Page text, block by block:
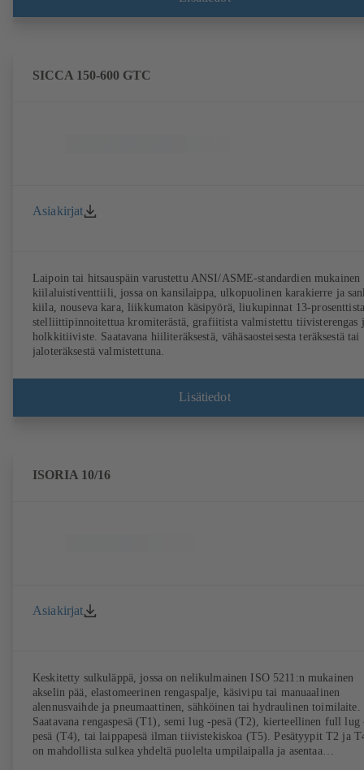
SICCA 150-600 GTC
Asiakirjat
Laipoin tai hitsauspäin varustettu ANSI/ASME-standardien mukainen
kiilaluistiventtiili, jossa on kansilaippa, ulkopuolinen karakierre ja
kiila, nouseva kara, liikkumaton käsipyörä, liukupinnat 13-prosenttista
stelliittipinnoitettua kromiterästä, grafiitista valmistettu tiivisterengas
holkkitiiviste. Saatavana hiiliteräksestä, vähäsaosteisesta teräksestä tai
jaloteräksestä valmistettuna.
Lisätiedot
ISORIA 10/16
Asiakirjat
Keskitetty sulkuläppä, jossa on nelikulmainen ISO 5211:n mukainen
akselin pää, elastomeerinen rengaspalje, käsivipu tai manuaalinen
alennusvaihde ja pneumaattinen, sähköinen tai hydraulinen toimilaite.
Saatavana rengaspesä (T1), semi lug -pesä (T2), kierteellinen full lug
pesä (T4), tai laippapesä ilman tiivistekiskoa (T5). Pesätyypit T2 ja
on mahdollista sulkea yhdeltä puolelta umpilaipalla ja asentaa